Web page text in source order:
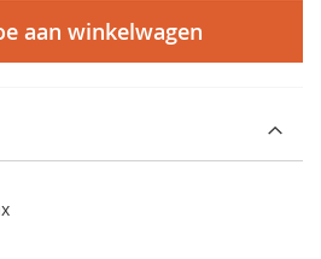
aan winkelwagen